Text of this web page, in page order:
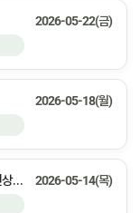
2026-05-22(금)
2026-05-18(월)
[가격인상] 피티쿱(PTCoop) 생활재 28종 가격인상 안내 2026-05-14(목)